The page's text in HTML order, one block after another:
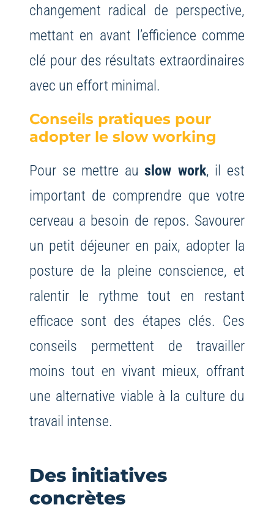
changement radical de perspective,
mettant en avant l’efficience comme
clé pour des résultats extraordinaires
avec un effort minimal.
Conseils pratiques pour
adopter le slow working
Pour se mettre auslow work, il est
important de comprendre que votre
cerveau a besoin de repos. Savourer
un petit déjeuner en paix, adopter la
posture de la pleine conscience, et
ralentir le rythme tout en restant
efficace sont des étapes clés. Ces
conseils permettent de travailler
moins tout en vivant mieux, offrant
une alternative viable à la culture du
travail intense.
Des initiatives
concrètes